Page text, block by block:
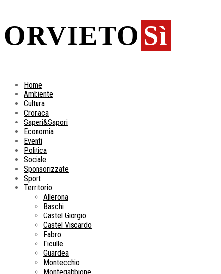
ORVIETO Sì
Home
Ambiente
Cultura
Cronaca
Saperi&Sapori
Economia
Eventi
Politica
Sociale
Sponsorizzate
Sport
Territorio
Allerona
Baschi
Castel Giorgio
Castel Viscardo
Fabro
Ficulle
Guardea
Montecchio
Montegabbione